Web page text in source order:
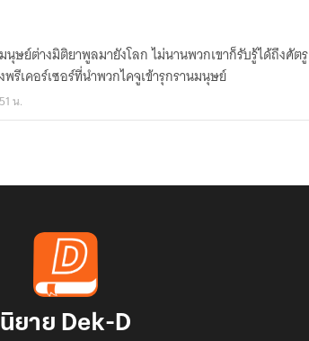
ษย์ต่างมิติยาพูลมายังโลก ไม่นานพวกเขาก็รับรู้ได้ถึงศัตรู
รีเคอร์เซอร์ที่นำพวกไคจูเข้ารุกรานมนุษย์
น.
นิยาย Dek-D